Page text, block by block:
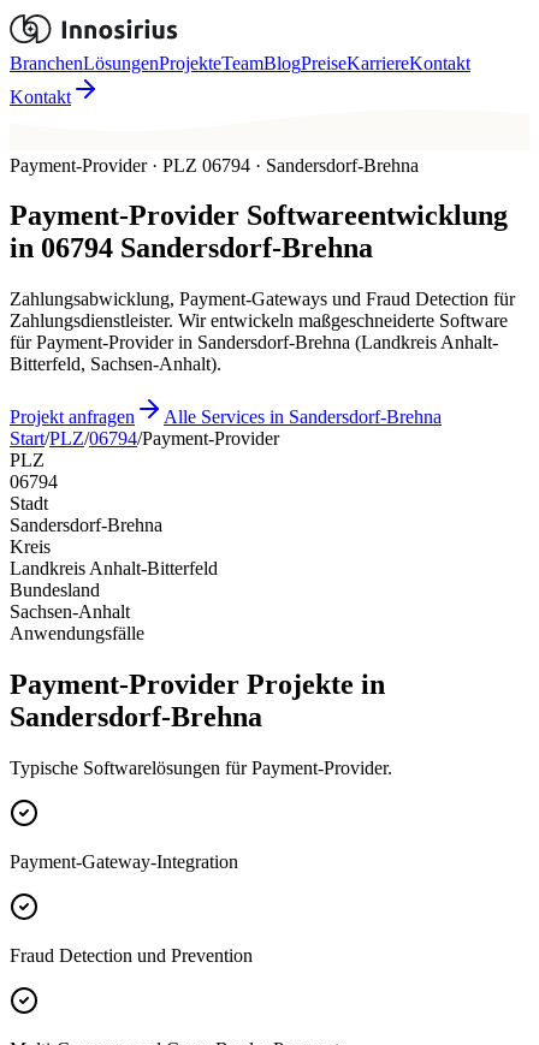
BranchenLösungenProjekteTeamBlogPreiseKarriereKontakt
Kontakt
Payment-Provider · PLZ 06794 · Sandersdorf-Brehna
Payment-Provider Softwareentwicklung
in 06794 Sandersdorf-Brehna
Zahlungsabwicklung, Payment-Gateways und Fraud Detection für
Zahlungsdienstleister. Wir entwickeln maßgeschneiderte Software
für Payment-Provider in Sandersdorf-Brehna (Landkreis Anhalt-
Bitterfeld, Sachsen-Anhalt).
Projekt anfragen
Alle Services in Sandersdorf-Brehna
Start/PLZ/06794/Payment-Provider
PLZ
06794
Stadt
Sandersdorf-Brehna
Kreis
Landkreis Anhalt-Bitterfeld
Bundesland
Sachsen-Anhalt
Anwendungsfälle
Payment-Provider Projekte in
Sandersdorf-Brehna
Typische Softwarelösungen für Payment-Provider.
Payment-Gateway-Integration
Fraud Detection und Prevention